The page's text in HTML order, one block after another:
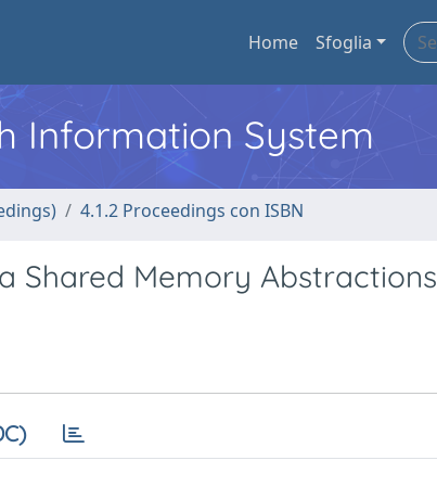
Home Sfoglia
Information System
4.1.2 Proceedings con ISBN
Shared Memory Abstractions